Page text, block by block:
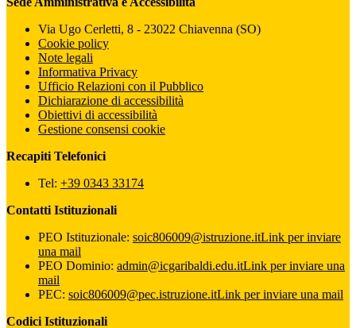
Via Ugo Cerletti, 8 - 23022 Chiavenna (SO)
Cookie policy
Note legali
Informativa Privacy
Ufficio Relazioni con il Pubblico
Dichiarazione di accessibilità
Obiettivi di accessibilità
Gestione consensi cookie
Recapiti Telefonici
Tel: +39 0343 33174
Contatti Istituzionali
PEO Istituzionale: soic806009@istruzione.itLink per inviare
una mail
PEO Dominio: admin@icgaribaldi.edu.itLink per inviare una
mail
PEC: soic806009@pec.istruzione.itLink per inviare una mail
Codici Istituzionali